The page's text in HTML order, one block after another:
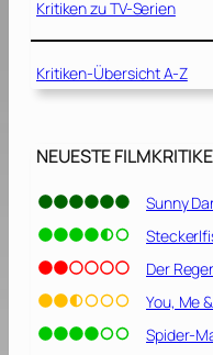
[
1
4
e
r
2
0
4
]
Kritiken zu TV-Serien
Kritiken-Übersicht A-Z
NEUESTE
Sunny
Der
You, Me
Spider-